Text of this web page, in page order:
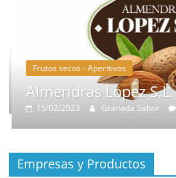
Frutos secos - Aperitivos
Almendras Lopez S.L.
15/02/2023 Granada Sabor
Empresas y Productos